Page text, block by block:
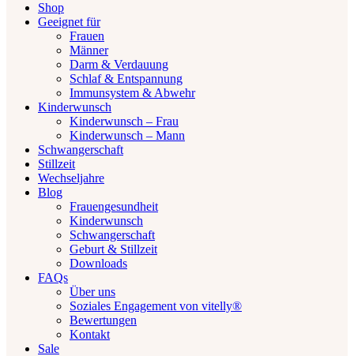
Shop
Geeignet für
Frauen
Männer
Darm & Verdauung
Schlaf & Entspannung
Immunsystem & Abwehr
Kinderwunsch
Kinderwunsch – Frau
Kinderwunsch – Mann
Schwangerschaft
Stillzeit
Wechseljahre
Blog
Frauengesundheit
Kinderwunsch
Schwangerschaft
Geburt & Stillzeit
Downloads
FAQs
Über uns
Soziales Engagement von vitelly®
Bewertungen
Kontakt
Sale